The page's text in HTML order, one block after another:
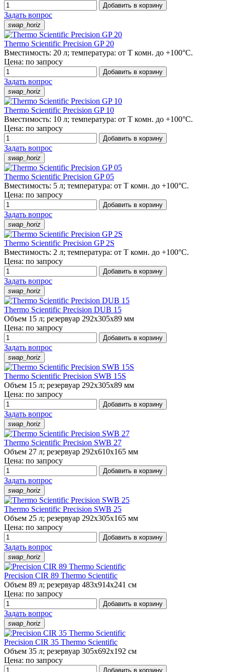
Добавить в корзину
Задать вопрос
swap_horiz
Thermo Scientific Precision GP 20
Вместимость: 20 л; температура: от Т комн. до +100°C.
Цена: по запросу
Добавить в корзину
Задать вопрос
swap_horiz
Thermo Scientific Precision GP 10
Вместимость: 10 л; температура: от Т комн. до +100°C.
Цена: по запросу
Добавить в корзину
Задать вопрос
swap_horiz
Thermo Scientific Precision GP 05
Вместимость: 5 л; температура: от Т комн. до +100°C.
Цена: по запросу
Добавить в корзину
Задать вопрос
swap_horiz
Thermo Scientific Precision GP 2S
Вместимость: 2 л; температура: от Т комн. до +100°C.
Цена: по запросу
Добавить в корзину
Задать вопрос
swap_horiz
Thermo Scientific Precision DUB 15
Объем 15 л; резервуар 292х305х89 мм
Цена: по запросу
Добавить в корзину
Задать вопрос
swap_horiz
Thermo Scientific Precision SWB 15S
Объем 15 л; резервуар 292х305х89 мм
Цена: по запросу
Добавить в корзину
Задать вопрос
swap_horiz
Thermo Scientific Precision SWB 27
Объем 27 л; резервуар 292х610х165 мм
Цена: по запросу
Добавить в корзину
Задать вопрос
swap_horiz
Thermo Scientific Precision SWB 25
Объем 25 л; резервуар 292х305х165 мм
Цена: по запросу
Добавить в корзину
Задать вопрос
swap_horiz
Precision CIR 89 Thermo Scientific
Объем 89 л; резервуар 483x914x241 см
Цена: по запросу
Добавить в корзину
Задать вопрос
swap_horiz
Precision CIR 35 Thermo Scientific
Объем 35 л; резервуар 305x692x192 см
Цена: по запросу
Добавить в корзину